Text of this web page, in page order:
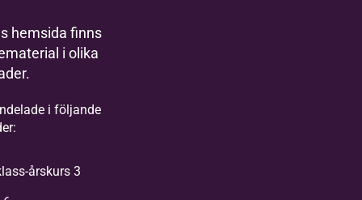
hemsida finns
i olika
i följande
årskurs 3